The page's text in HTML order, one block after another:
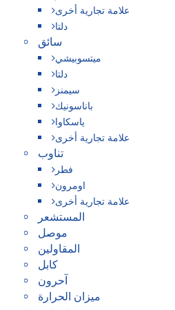
علامة تجارية أخرى
دلتا
سائق
ميتسوبيشي
دلتا
سيمنز
باناسونيك
ياسكاوا
علامة تجارية أخرى
تناوب
فطر
اومرون
علامة تجارية أخرى
المستشعر
موصل
المقاولين
كابل
آحرون
ميزان الحرارة